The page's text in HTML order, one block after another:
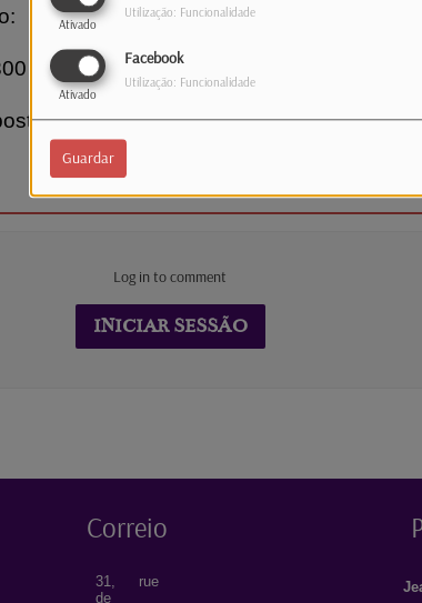
Ativado
Utilização: Funcionalidade
Facebook
Ativado
Utilização: Funcionalidade
Guardar
luxemburgueses retidos no Médio
ataque com drone" a base britânica
Log in to comment
INICIAR SESSÃO
Correio
31, rue
de